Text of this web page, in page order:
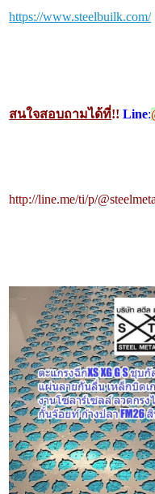
https://www.steelbuilk.com/
สนใจสอบถามได้ที่!! Line:
http://line.me/ti/p/